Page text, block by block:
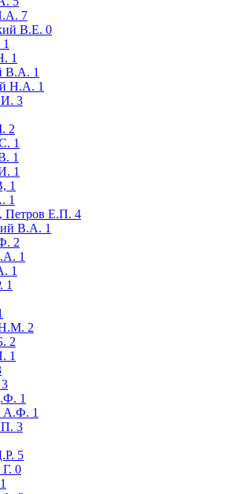
7
В.Е. 0
1
1
В.А. 1
Н.А. 1
3
2
1
1
1
1
1
Е.П. 4
В.А. 1
2
1
1
1
2
2
1
3
1
А.Ф. 1
3
5
0
1